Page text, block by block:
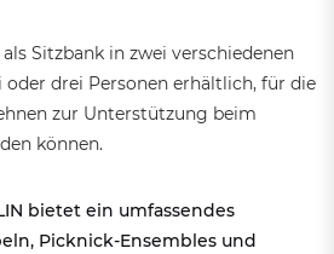
Sitzbank in zwei verschiedenen
drei Personen erhältlich, für die
zur Unterstützung beim
können.
bietet ein umfassendes
Picknick-Ensembles und